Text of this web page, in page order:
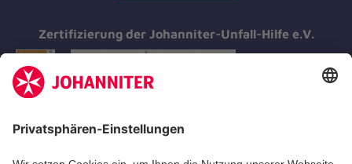
Zertifizierung der Johanniter-Unfall-Hilfe e.V.